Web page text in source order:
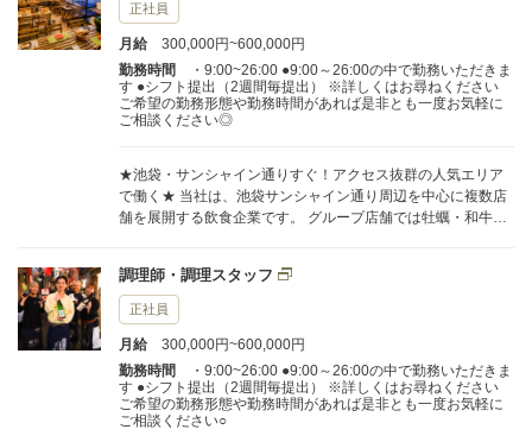
正社員
月給
300,000円~600,000円
勤務時間
・9:00~26:00 ●9:00～26:00の中で勤務いただきま
す ●シフト提出（2週間毎提出） ※詳しくはお尋ねください
ご希望の勤務形態や勤務時間があれば是非とも一度お気軽に
ご相談ください◎
★池袋・サンシャイン通りすぐ！アクセス抜群の人気エリア
で働く★ 当社は、池袋サンシャイン通り周辺を中心に複数店
舗を展開する飲食企業です。 グループ店舗では牡蠣・和牛・
も新規出店・リニューアルが続いており、事業拡大に伴い調
理スタッフ・ホールスタッフを増員募集しています。 ■ 調理
スタッフの仕事内容 配属店舗に応じた調理業務をお任せしま
す。 具体的には、 ・仕込み、調理、盛り付けなどの基本的な
調理業務 ・店舗によっては魚を捌く、肉を捌くといった専門
的な調理 ・季節ごとのコース料理や限定メニューの調理 な
ど、幅広い経験を積むことができます。 経験者の方には、オ
リジナルメニューの開発や新店舗づくりへの参加をお願いす
調理師・調理スタッフ
正社員
月給
300,000円~600,000円
勤務時間
・9:00~26:00 ●9:00～26:00の中で勤務いただきま
す ●シフト提出（2週間毎提出） ※詳しくはお尋ねください
ご希望の勤務形態や勤務時間があれば是非とも一度お気軽に
ご相談ください○